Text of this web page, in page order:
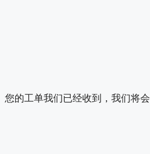
您的工单我们已经收到，我们将